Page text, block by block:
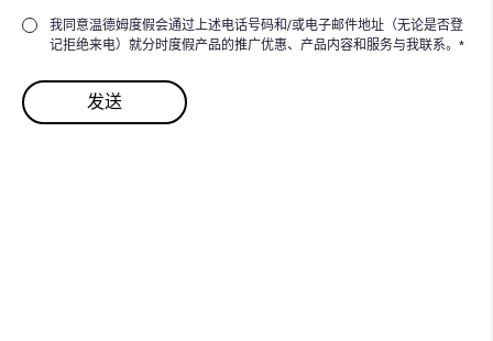
我同意温德姆度假会通过上述电话号码和/或电子邮件地址（无论是否登
记拒绝来电）就分时度假产品的推广优惠、产品内容和服务与我联系。*